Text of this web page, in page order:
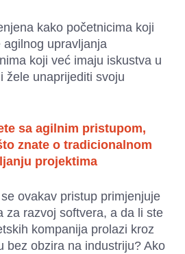
kako početnicima koji
upravljanja
koji već imaju iskustva u
žele unaprijediti svoju
sa agilnim pristupom,
znate o tradicionalnom
projektima
ovakav pristup primjenjuje
za razvoj softvera, a da li ste
kompanija prolazi kroz
bez obzira na industriju? Ako